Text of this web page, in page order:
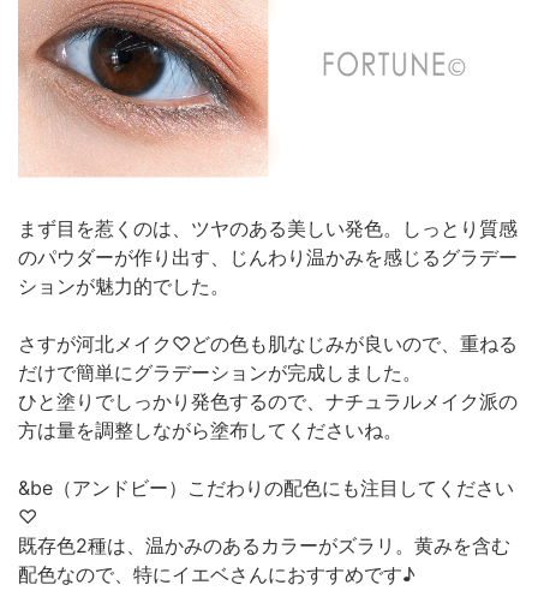
まず目を惹くのは、ツヤのある美しい発色。しっとり質感
のパウダーが作り出す、じんわり温かみを感じるグラデー
ションが魅力的でした。
さすが河北メイク♡どの色も肌なじみが良いので、重ねる
だけで簡単にグラデーションが完成しました。
ひと塗りでしっかり発色するので、ナチュラルメイク派の
方は量を調整しながら塗布してくださいね。
&be（アンドビー）こだわりの配色にも注目してください
♡
既存色2種は、温かみのあるカラーがズラリ。黄みを含む
配色なので、特にイエベさんにおすすめです♪